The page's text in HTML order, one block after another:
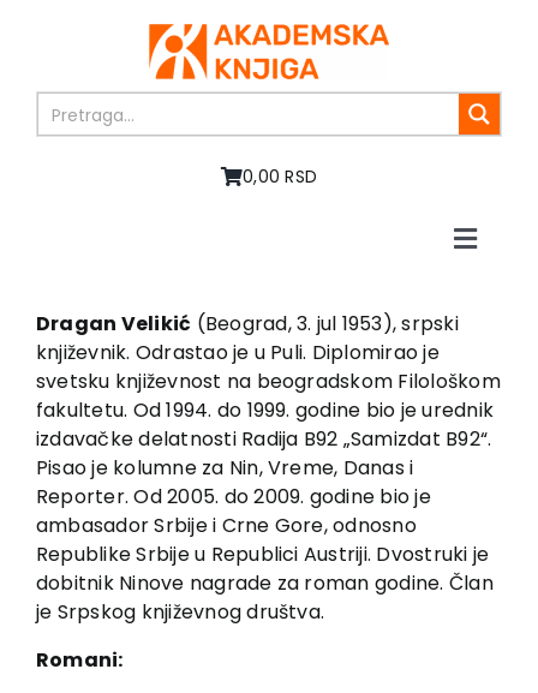
0,00 RSD
Toggle
About us
Books
In preparation
Sale
Authors
News
EU PROJECTS
Contact
Dragan Velikić (Beograd, 3. jul 1953), srpski
književnik. Odrastao je u Puli. Diplomirao je
svetsku književnost na beogradskom Filološkom
fakultetu. Od 1994. do 1999. godine bio je urednik
izdavačke delatnosti Radija B92 „Samizdat B92“.
Pisao je kolumne za Nin, Vreme, Danas i
Reporter. Od 2005. do 2009. godine bio je
ambasador Srbije i Crne Gore, odnosno
Republike Srbije u Republici Austriji. Dvostruki je
dobitnik Ninove nagrade za roman godine. Član
je Srpskog književnog društva.
Romani: